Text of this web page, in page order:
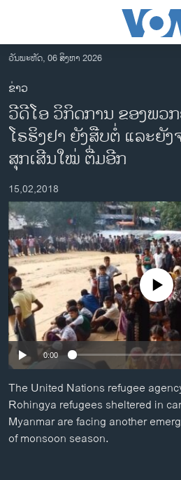
ເຂົ້າ
ຫາ
ຂ້າມ
ຂ້າມ
ຂ້າມ
ຫາ
ຊອກ
ຄົ້ນ
ອາເມຣິກາ
ການເລືອກຕັ້ງ ປະທານາທີບໍດີ ສະຫະລັດ
ຂ່າວ​ຈີນ
ໂລກ
ເອເຊຍ
ອິດສະຫຼະພາບດ້ານການຂ່າວ
ຊີວິດຊາວລາວ
ຊຸມຊົນຊາວລາວ
ວິທະຍາສາດ-ເທັກໂນໂລຈີ
ທຸລະກິດ
ວີດີໂອ
ສຽງ
ວັນພະຫັດ, 06 ສິງຫາ 2026
ຂ່າວ
ວີດີໂອ ວິກິດການ ຂອງພວ
ໂຣຮິງຢາ ຍັງສືບຕໍ່ ແລະຍັ
ສຸກເສີນໃໝ່ ຕື່ມອີກ
15,02,2018
No media source
0:00
The United Nations refugee
Rohingya refugees sheltered in
Myanmar are facing another
of monsoon season.